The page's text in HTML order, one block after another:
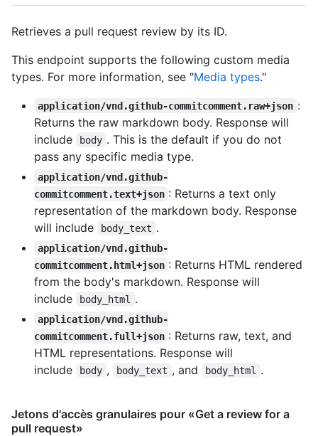
Retrieves a pull request review by its ID.
This endpoint supports the following custom media
types. For more information, see "Media types."
application/vnd.github-commitcomment.raw+json :
Returns the raw markdown body. Response will
include
body . This is the default if you do not
pass any specific media type.
application/vnd.github-
commitcomment.text+json : Returns a text only
representation of the markdown body. Response
will include
body_text .
application/vnd.github-
commitcomment.html+json : Returns HTML rendered
from the body's markdown. Response will
include
body_html .
application/vnd.github-
commitcomment.full+json : Returns raw, text, and
HTML representations. Response will
include
body , body_text , and body_html .
Jetons d'accès granulaires pour «Get a review for a
pull request»